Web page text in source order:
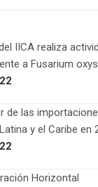
IICA realiza
a Fusarium
de las
y el Caribe en
Horizontal